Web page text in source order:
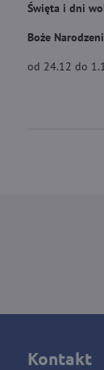
Święta i dni
Boże
od 24.12 do
Kontakt